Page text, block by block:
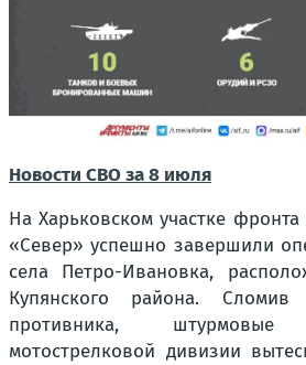
Новости СВО за 8 июля
На Харьковском участке
«Север» успешно завершили
села Петро-Ивановка,
Купянского района.
противника,
мотострелковой дивизии